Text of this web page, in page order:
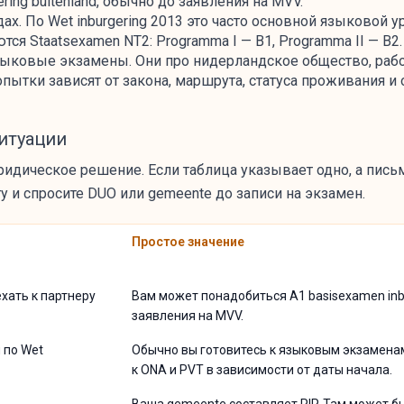
По Wet inburgering 2013 это часто основной языковой
Staatsexamen NT2: Programma I — B1, Programma II — B2.
экзамены. Они про нидерландское общество,
зависят от закона, маршрута, статуса проживания
решение. Если таблица указывает одно, а
спросите DUO или gemeente до записи на экзамен.
Простое значение
к партнеру
Вам может понадобиться A1 basisexamen
заявления на MVV.
по Wet
Обычно вы готовитесь к языковым
к ONA и PVT в зависимости от даты начала.